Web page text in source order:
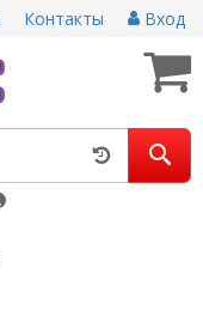
Контакты Вход